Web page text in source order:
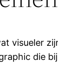
visueler
die